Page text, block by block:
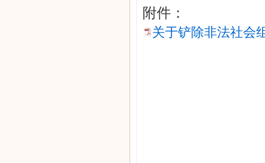
附件：
关于铲除非法社会